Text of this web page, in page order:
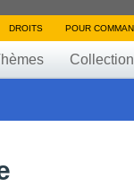
DROITS POUR